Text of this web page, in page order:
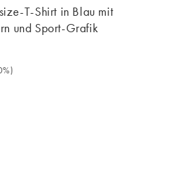
T-Shirt in Blau mit
und Sport-Grafik
25,99 € (0%). Vorher 32,99 €.
)